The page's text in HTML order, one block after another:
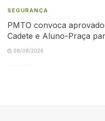
SEGURANÇA
PMTO convoca
Cadete e Aluno-Praça
08/08/2026